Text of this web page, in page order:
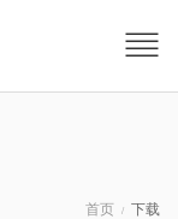
首页 下载